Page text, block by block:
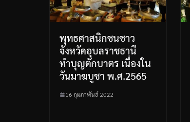
พุทธศาสนิกชนชาว
จังหวัดอุบลราชธานี
ทำบุญตักบาตร เนื่องใน
วันมาฆบูชา พ.ศ.2565
16 กุมภาพันธ์ 2022